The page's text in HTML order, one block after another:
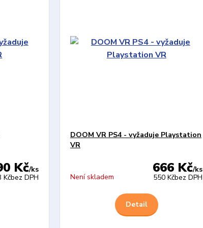
Kč/ks
Kčbez DPH
DOOM VR PS4 - vyžaduje Playstation
VR
666 Kč/ks
550 Kčbez DPH
Není skladem
Detail